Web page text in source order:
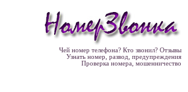
Чей номер телефона? Кто звонил? Отзывы
Узнать номер, развод, предупреждения
Проверка номера, мошенничество